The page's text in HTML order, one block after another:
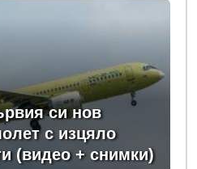
си нов
с изцяло
(видео + снимки)